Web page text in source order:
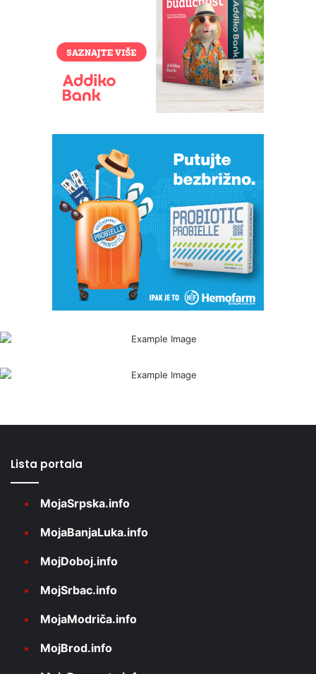
Lista portala
MojaSrpska.info
MojaBanjaLuka.info
MojDoboj.info
MojSrbac.info
MojaModriča.info
MojBrod.info